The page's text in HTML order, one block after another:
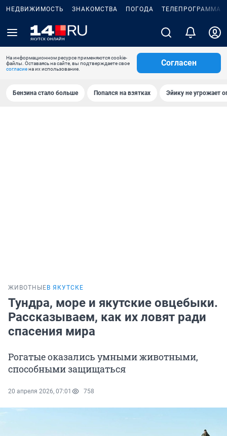
НЕДВИЖИМОСТЬ ЗНАКОМСТВА ПОГОДА ТЕЛЕПРОГРАММА
На информационном ресурсе применяются cookie-
файлы. Оставаясь на сайте, вы подтверждаете свое
согласиена их использование.
Согласен
Бензина стало больше Попался на взятках Эйику не угрожает
ЖИВОТНЫЕ В ЯКУТСКЕ
Тундра, море и якутские овцебыки.
Рассказываем, как их ловят ради
спасения мира
Рогатые оказались умными животными,
способными защищаться
20 апреля 2026, 07:01 758